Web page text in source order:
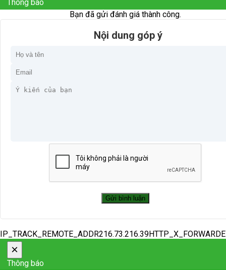
Thông báo
Bạn đã gửi đánh giá thành công.
Nội dung góp ý
×
Thông báo